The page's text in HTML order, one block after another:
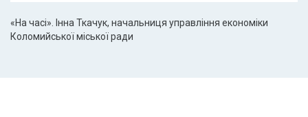
«На часі». Інна Ткачук, начальниця управління економіки
Коломийської міської ради